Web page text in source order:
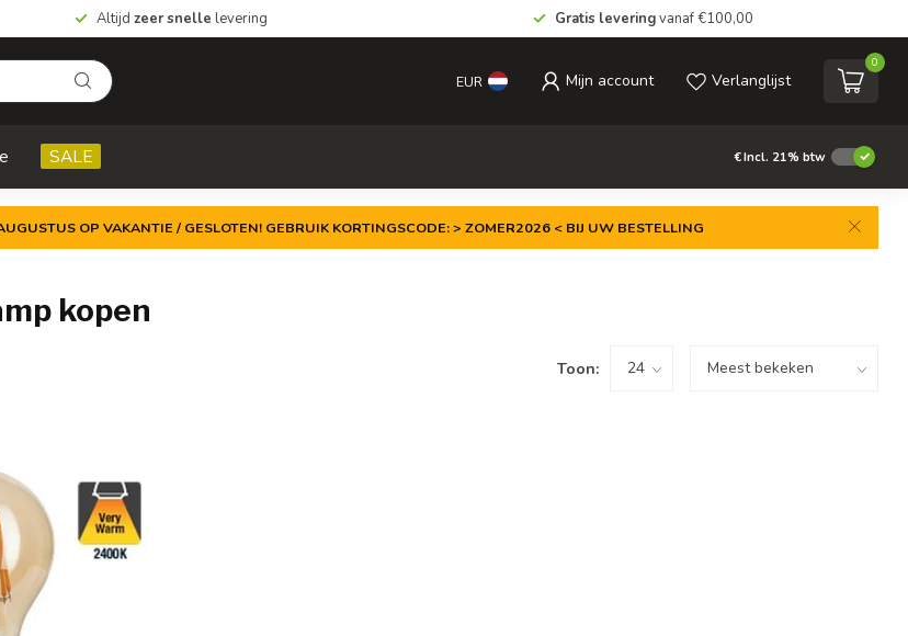
Altijd zeer snelle levering Gratis leveringvanaf €100,00
EUR Mijn account Verlanglijst
0
SALE €Incl. 21% btw
OP VAKANTIE / GESLOTEN! GEBRUIK KORTINGSCODE: > ZOMER2026 < BIJ UW BESTELLING
kopen
Toon: